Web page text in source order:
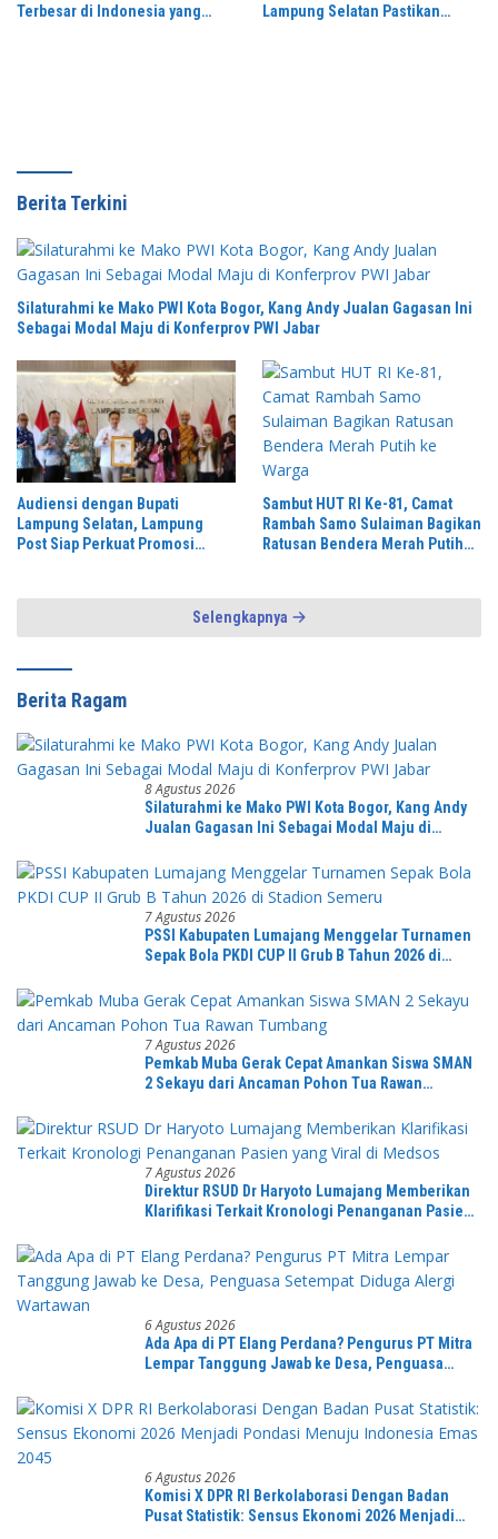
Terbesar di Indonesia yang
Lampung Selatan Pastikan
Berita Terkini
Silaturahmi ke Mako PWI Kota Bogor, Kang Andy Jualan Gagasan Ini
Sebagai Modal Maju di Konferprov PWI Jabar
Audiensi dengan Bupati
Lampung Selatan, Lampung
Post Siap Perkuat Promosi
Sambut HUT RI Ke-81, Camat
Rambah Samo Sulaiman Bagikan
Ratusan Bendera Merah Putih
Selengkapnya
Berita Ragam
8 Agustus 2026
Silaturahmi ke Mako PWI Kota Bogor, Kang Andy
Jualan Gagasan Ini Sebagai Modal Maju di
7 Agustus 2026
PSSI Kabupaten Lumajang Menggelar Turnamen
Sepak Bola PKDI CUP II Grub B Tahun 2026 di
7 Agustus 2026
Pemkab Muba Gerak Cepat Amankan Siswa SMAN
2 Sekayu dari Ancaman Pohon Tua Rawan
7 Agustus 2026
Direktur RSUD Dr Haryoto Lumajang Memberikan
Klarifikasi Terkait Kronologi Penanganan Pasien
6 Agustus 2026
Ada Apa di PT Elang Perdana? Pengurus PT Mitra
Lempar Tanggung Jawab ke Desa, Penguasa
6 Agustus 2026
Komisi X DPR RI Berkolaborasi Dengan Badan
Pusat Statistik: Sensus Ekonomi 2026 Menjadi